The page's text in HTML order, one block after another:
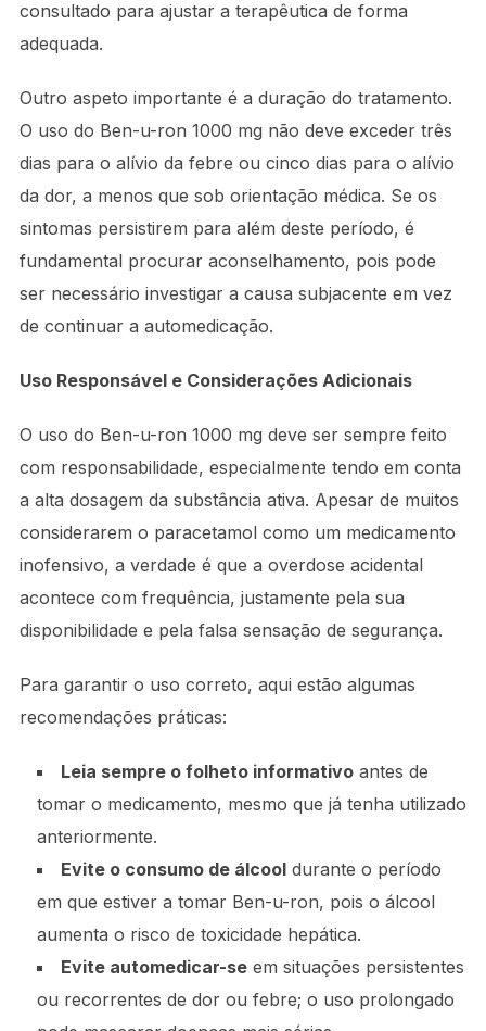
consultado para ajustar a terapêutica de forma
adequada.
Outro aspeto importante é a duração do tratamento.
O uso do Ben-u-ron 1000 mg não deve exceder três
dias para o alívio da febre ou cinco dias para o alívio
da dor, a menos que sob orientação médica. Se os
sintomas persistirem para além deste período, é
fundamental procurar aconselhamento, pois pode
ser necessário investigar a causa subjacente em vez
de continuar a automedicação.
Uso Responsável e Considerações Adicionais
O uso do Ben-u-ron 1000 mg deve ser sempre feito
com responsabilidade, especialmente tendo em conta
a alta dosagem da substância ativa. Apesar de muitos
considerarem o paracetamol como um medicamento
inofensivo, a verdade é que a overdose acidental
acontece com frequência, justamente pela sua
disponibilidade e pela falsa sensação de segurança.
Para garantir o uso correto, aqui estão algumas
recomendações práticas:
Leia sempre o folheto informativoantes de
tomar o medicamento, mesmo que já tenha utilizado
anteriormente.
Evite o consumo de álcooldurante o período
em que estiver a tomar Ben-u-ron, pois o álcool
aumenta o risco de toxicidade hepática.
Evite automedicar-seem situações persistentes
ou recorrentes de dor ou febre; o uso prolongado